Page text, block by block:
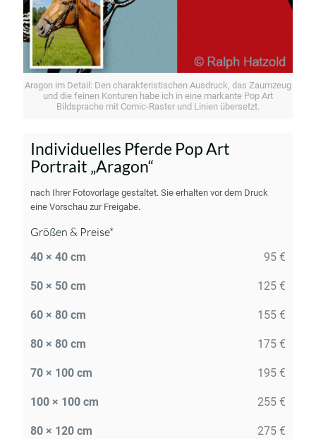
Aragon im Detail: Den charakteristischen Ausdruck, das Zaumzeug
und die feinen Konturen habe ich in eine markante Pop Art
Bildsprache mit Comic-Raster und Linien übersetzt.
Individuelles Pferde Pop Art
Portrait „Aragon“
nach Ihrer Fotovorlage gestaltet. Sie erhalten vor dem Druck
eine Vorschau zur Freigabe.
Größen & Preise*
40 × 40 cm 95 €
50 × 50 cm 125 €
60 × 80 cm 155 €
80 × 80 cm 175 €
70 × 100 cm 195 €
100 × 100 cm 255 €
80 × 120 cm 275 €